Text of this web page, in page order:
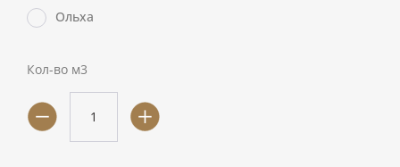
Ольха
Кол-во м3